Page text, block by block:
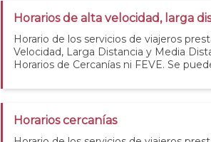
Horarios de alta velocidad, larga
Horario de los servicios de viajeros
Velocidad, Larga Distancia y Media
Horarios de Cercanías ni FEVE. Se
Horarios cercanías